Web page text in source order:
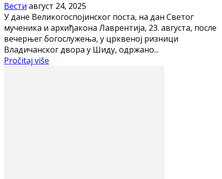
Вести август 24, 2025
У дане Великогоспојинског поста, на дан Светог
мученика и архиђакона Лаврентија, 23. августа, после
вечерњег богослужења, у црквеној ризници
Владичанског двора у Шиду, одржано...
Pročitaj više